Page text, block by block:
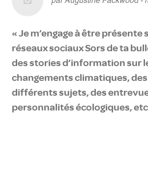
« Je m’engage à être présente
réseaux sociaux Sors de ta
des stories d’information sur
changements climatiques,
différents sujets, des
personnalités écologiques,